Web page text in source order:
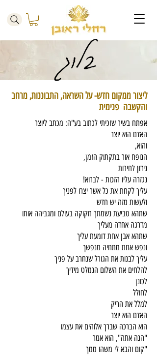
בלוג
ליצור ממקום חדש- על השראה, התבוננות, מרחב
והקשבה פנימית
​אפתח בשיר שזכיתי לכתוב בע"ה: מכתב ליוצר
האדם הוא יוצר
והוא,
הנופח אור בתקתוק הזמן,
נידון לחירות
נגזרה עליו הזכות - לברוא!
עליך לקחת את כל אשר יצרו לפניך
ולעשות מזה יש חדש
שתהא טביעת נשמתך חקוקה בעולם ומגביהה אותו
מדרגה אחדה מעליך
שתהא אבן אחת דומעת עליך
ונפש אחת מתחיה מנפשך
עליך לבנות את הגורל שנחרב על פניך
להלחים את השלום הנמלט מידיך
לכונן
לחולל
למלל את הריק
האדם הוא יוצר
הוא הברכה שברך אלוהים את עצמו
"הנה אתה", הוא אמר
"קום והבא לי משהו ממך